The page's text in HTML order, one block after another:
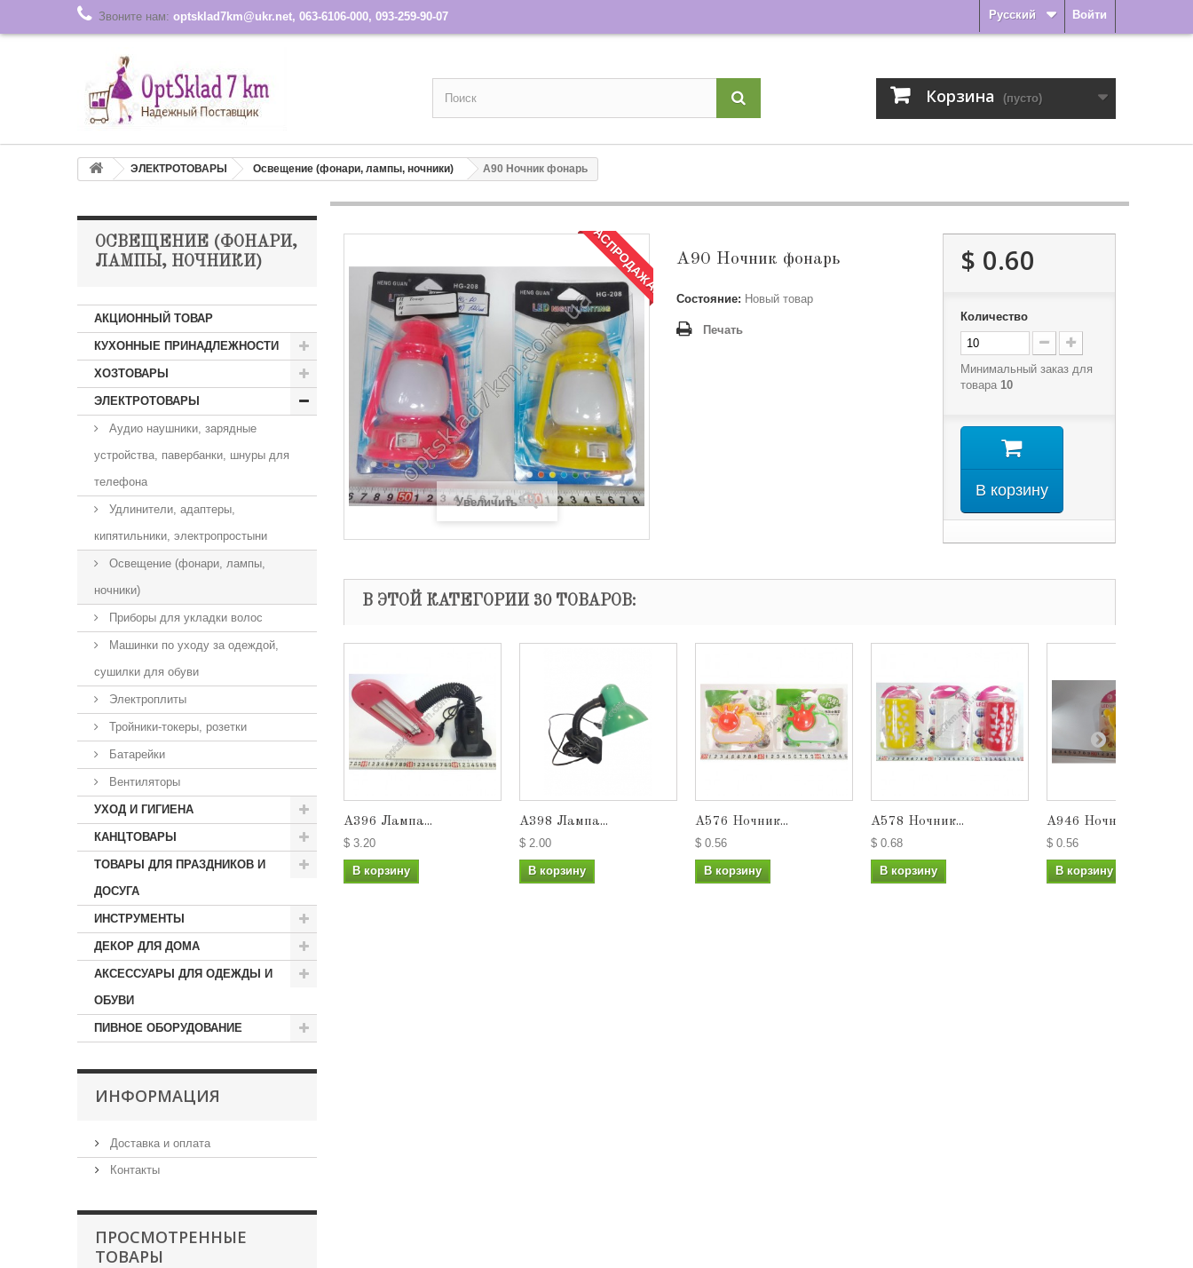
Войти
Русский
Звоните нам: optsklad7km@ukr.net, 063-6106-000, 093-259-90-07
Корзина (пусто)
ЭЛЕКТРОТОВАРЫ Освещение (фонари, лампы, ночники) A90 Ночник фонарь
ОСВЕЩЕНИЕ (ФОНАРИ,
ЛАМПЫ, НОЧНИКИ)
АКЦИОННЫЙ ТОВАР
КУХОННЫЕ ПРИНАДЛЕЖНОСТИ
ХОЗТОВАРЫ
ЭЛЕКТРОТОВАРЫ
Аудио наушники, зарядные
устройства, павербанки, шнуры для
телефона
Удлинители, адаптеры,
кипятильники, электропростыни
Освещение (фонари, лампы,
ночники)
Приборы для укладки волос
Машинки по уходу за одеждой,
сушилки для обуви
Электроплиты
Тройники-токеры, розетки
Батарейки
Вентиляторы
УХОД И ГИГИЕНА
КАНЦТОВАРЫ
ТОВАРЫ ДЛЯ ПРАЗДНИКОВ И
ДОСУГА
ИНСТРУМЕНТЫ
ДЕКОР ДЛЯ ДОМА
АКСЕССУАРЫ ДЛЯ ОДЕЖДЫ И
ОБУВИ
ПИВНОЕ ОБОРУДОВАНИЕ
ИНФОРМАЦИЯ
Доставка и оплата
Контакты
ПРОСМОТРЕННЫЕ
ТОВАРЫ
РАСПРОДАЖА!
Увеличить
A90 Ночник фонарь
Состояние: Новый товар
Печать
$ 0.60
Количество
Минимальный заказ для
товара 10
В корзину
В ЭТОЙ КАТЕГОРИИ 30 ТОВАРОВ:
A396 Лампа...
$ 3.20
В корзину
A398 Лампа...
$ 2.00
В корзину
А576 Ночник...
$ 0.56
В корзину
А578 Ночник...
$ 0.68
В корзину
А946 Ночник...
$ 0.56
В корзину